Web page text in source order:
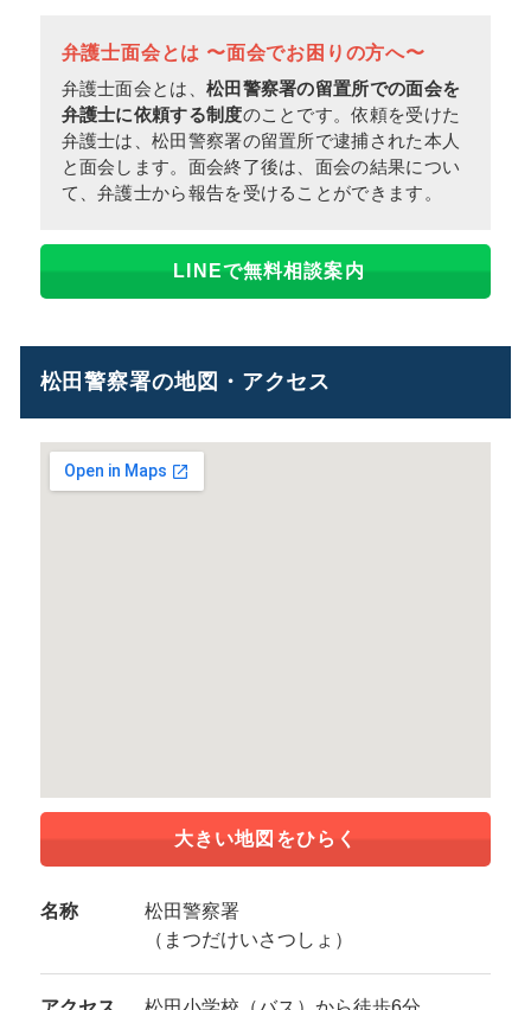
弁護士面会とは 〜面会でお困りの方へ〜
弁護士面会とは、 松田警察署の留置所での面会を
弁護士に依頼する制度のことです。依頼を受けた
弁護士は、松田警察署の留置所で逮捕された本人
と面会します。面会終了後は、面会の結果につい
て、弁護士から報告を受けることができます。
LINEで無料相談案内
松田警察署の地図・アクセス
大きい地図をひらく
名称
松田警察署
（まつだけいさつしょ）